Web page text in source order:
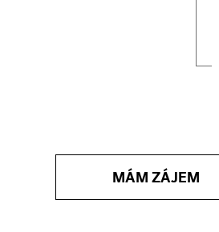
MÁM ZÁJEM